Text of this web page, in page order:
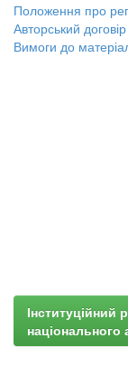
Положення про
Авторський договір
Вимоги до
Інституційний
національного